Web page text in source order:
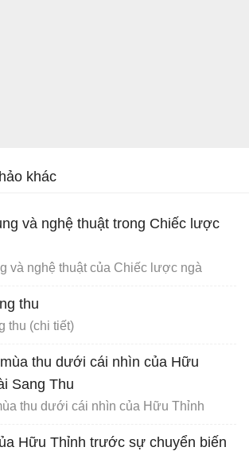
khác
và nghệ thuật trong Chiếc lược
và nghệ thuật của Chiếc lược ngà
thu
thu (chi tiết)
thu dưới cái nhìn của Hữu
Sang Thu
thu dưới cái nhìn của Hữu Thỉnh
Hữu Thỉnh trước sự chuyển biến